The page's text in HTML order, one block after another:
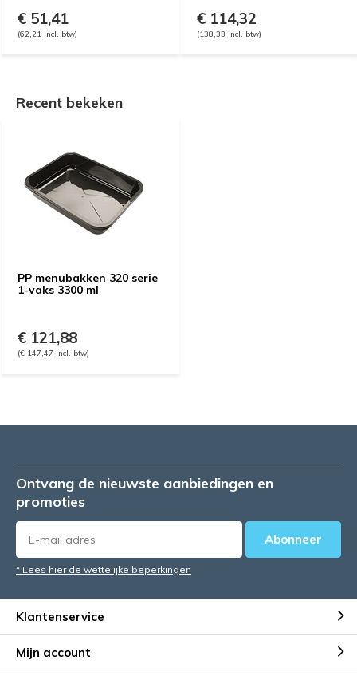
€ 51,41
(62,21 Incl. btw)
€ 114,32
(138,33 Incl. btw)
Recent bekeken
PP menubakken 320 serie
1-vaks 3300 ml
€ 121,88
(€ 147,47 Incl. btw)
Ontvang de nieuwste aanbiedingen en
promoties
Abonneer
* Lees hier de wettelijke beperkingen
Klantenservice
Mijn account